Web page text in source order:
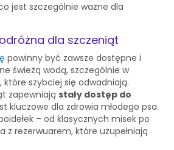
jest szczególnie ważne dla
dla szczeniąt
powinny być zawsze dostępne i
świeżą wodą, szczególnie w
szybciej się odwadniają.
zapewniają stały dostęp do
kluczowe dla zdrowia młodego psa.
– od klasycznych misek po
z rezerwuarem, które uzupełniają